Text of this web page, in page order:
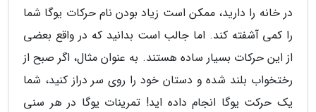
در خانه را دارید، ممکن است زیاد بودن نام حرکات یوگا شما
را کمی آشفته کند. اما جالب است بدانید که در واقع بعضی
از این حرکات بسیار ساده هستند. به عنوان مثال، اگر صبح از
رختخواب بلند شده و دستان خود را روی سر دراز کنید، شما
یک حرکت یوگا انجام داده اید! تمرینات یوگا در هر سنی